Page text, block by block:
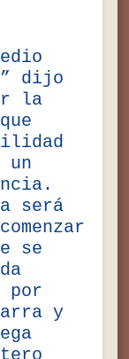
dijo
la
un
será
se
por
y